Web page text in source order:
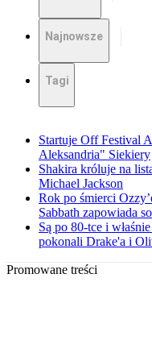
Najnowsze
Tagi
Startuje Off Festival
Aleksandria" Siekiery
Shakira króluje na
Michael Jackson
Rok po śmierci
Sabbath zapowiada
Są po 80-tce i
pokonali Drake'a i
Promowane treści